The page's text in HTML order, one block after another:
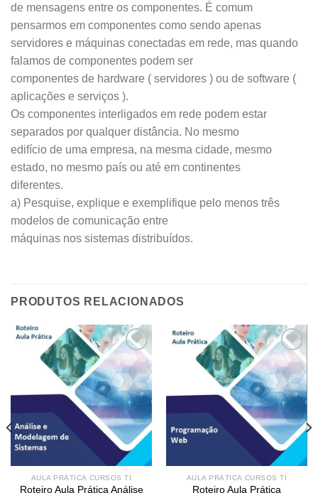
de mensagens entre os componentes. É comum
pensarmos em componentes como sendo apenas
servidores e máquinas conectadas em rede, mas quando
falamos de componentes podem ser
componentes de hardware ( servidores ) ou de software (
aplicações e serviços ).
Os componentes interligados em rede podem estar
separados por qualquer distância. No mesmo
edifício de uma empresa, na mesma cidade, mesmo
estado, no mesmo país ou até em continentes
diferentes.
a) Pesquise, explique e exemplifique pelo menos três
modelos de comunicação entre
máquinas nos sistemas distribuídos.
PRODUTOS RELACIONADOS
Add to
wishlist
AULA PRÁTICA CURSOS TI
Roteiro Aula Prática Análise
Add to
wishlist
AULA PRÁTICA CURSOS TI
Roteiro Aula Prática